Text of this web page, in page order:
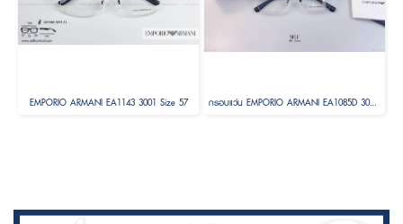
EMPORIO ARMANI EA1143 3001 Size 57 กรอบแว่น EMPORIO ARMANI EA1085D 3001 54